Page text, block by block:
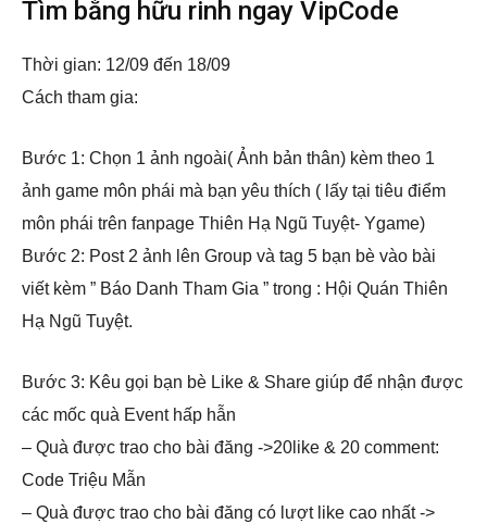
Tìm bằng hữu rinh ngay VipCode
Thời gian: 12/09 đến 18/09
Cách tham gia:
Bước 1: Chọn 1 ảnh ngoài( Ảnh bản thân) kèm theo 1
ảnh game môn phái mà bạn yêu thích ( lấy tại tiêu điểm
môn phái trên fanpage Thiên Hạ Ngũ Tuyệt- Ygame)
Bước 2: Post 2 ảnh lên Group và tag 5 bạn bè vào bài
viết kèm ” Báo Danh Tham Gia ” trong : Hội Quán Thiên
Hạ Ngũ Tuyệt.
Bước 3: Kêu gọi bạn bè Like & Share giúp để nhận được
các mốc quà Event hấp hẫn
– Quà được trao cho bài đăng ->20like & 20 comment:
Code Triệu Mẫn
– Quà được trao cho bài đăng có lượt like cao nhất ->